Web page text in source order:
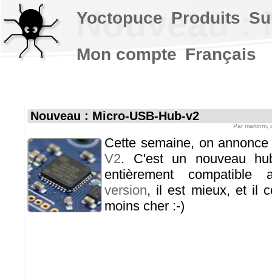
Nouveau :
Nouveau : Micro-USB-Hub-v2
Par martinm
Cette semaine, on
V2. C'est un nouveau
entièrement
version, il est mieux, et il
moins cher :-)
Yoctopuce Produits
Mon compte Français